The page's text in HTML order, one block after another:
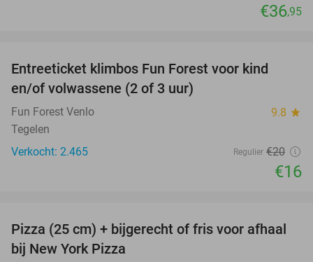
€36,95
Entreeticket klimbos Fun Forest voor kind
en/of volwassene (2 of 3 uur)
Fun Forest Venlo 9.8 star
Tegelen
Verkocht: 2.465
Regulier €20
€16
60%
Pizza (25 cm) + bijgerecht of fris voor afhaal
bij New York Pizza